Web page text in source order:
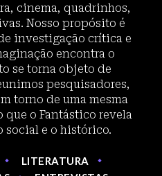
cinema, quadrinhos,
Nosso propósito é
investigação crítica e
encontra o
se torna objeto de
pesquisadores,
torno de uma mesma
que o Fantástico revela
social e o histórico.
LITERATURA